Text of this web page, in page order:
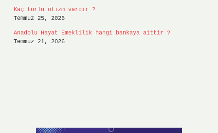
Kaç türlü otizm vardır ?
Temmuz 25, 2026
Anadolu Hayat Emeklilik hangi bankaya aittir ?
Temmuz 21, 2026